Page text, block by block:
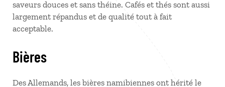
saveurs douces et sans théine. Cafés et thés sont aussi
largement répandus et de qualité tout à fait
acceptable.
Bières
Des Allemands, les bières namibiennes ont hérité le